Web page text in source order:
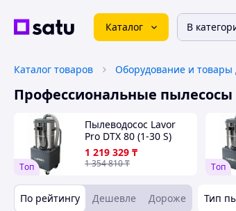
Каталог В
Каталог товаров
Профессиональные пылесосы
Tоп
Пылеводосос Lavor
Pro DTX 80 (1-30 S)
1 219 329 ₸
1 354 810₸ Tоп
По рейтингу Дешевле Дороже Тип